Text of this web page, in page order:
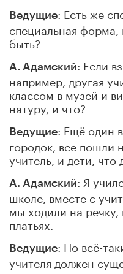
Ведущие: Есть же
специальная форма,
быть?
А. Адамский: Если
например, другая
классом в музей и
натуру, и что?
Ведущие: Ещё один
городок, все пошли
учитель, и дети, что
А. Адамский: Я
школе, вместе с
мы ходили на речку,
платьях.
Ведущие: Но всё-
учителя должен